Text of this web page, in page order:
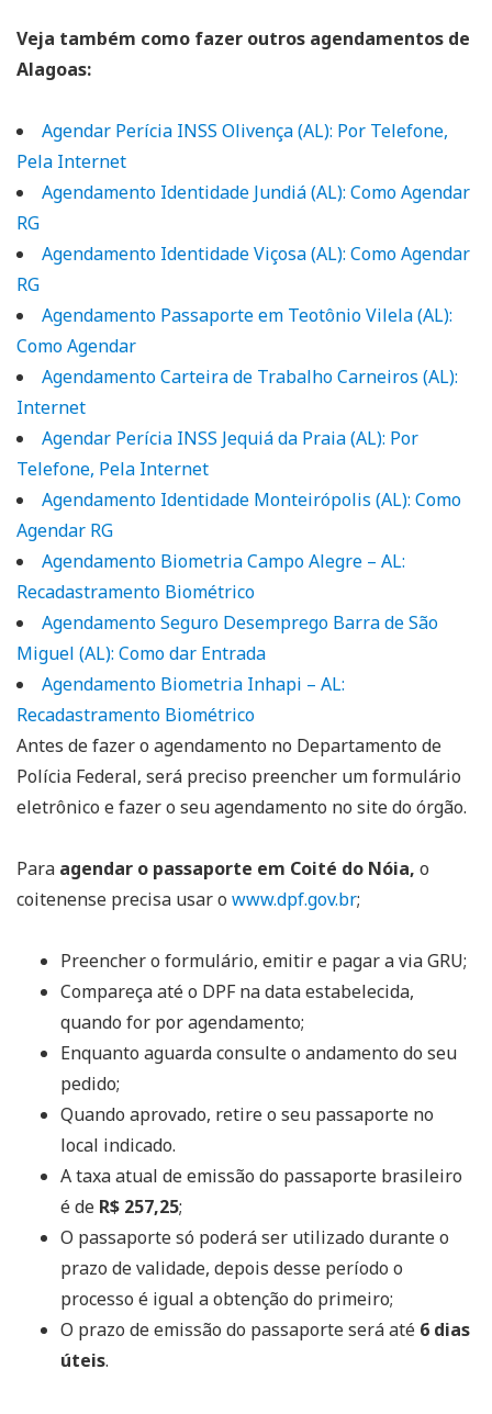
Veja também como fazer outros agendamentos de
Alagoas:
Agendar Perícia INSS Olivença (AL): Por Telefone,
Pela Internet
Agendamento Identidade Jundiá (AL): Como Agendar
RG
Agendamento Identidade Viçosa (AL): Como Agendar
RG
Agendamento Passaporte em Teotônio Vilela (AL):
Como Agendar
Agendamento Carteira de Trabalho Carneiros (AL):
Internet
Agendar Perícia INSS Jequiá da Praia (AL): Por
Telefone, Pela Internet
Agendamento Identidade Monteirópolis (AL): Como
Agendar RG
Agendamento Biometria Campo Alegre – AL:
Recadastramento Biométrico
Agendamento Seguro Desemprego Barra de São
Miguel (AL): Como dar Entrada
Agendamento Biometria Inhapi – AL:
Recadastramento Biométrico
Antes de fazer o agendamento no Departamento de
Polícia Federal, será preciso preencher um formulário
eletrônico e fazer o seu agendamento no site do órgão.
Para agendar o passaporte em Coité do Nóia, o
coitenense precisa usar o www.dpf.gov.br;
Preencher o formulário, emitir e pagar a via GRU;
Compareça até o DPF na data estabelecida,
quando for por agendamento;
Enquanto aguarda consulte o andamento do seu
pedido;
Quando aprovado, retire o seu passaporte no
local indicado.
A taxa atual de emissão do passaporte brasileiro
é de R$ 257,25;
O passaporte só poderá ser utilizado durante o
prazo de validade, depois desse período o
processo é igual a obtenção do primeiro;
O prazo de emissão do passaporte será até 6 dias
úteis.